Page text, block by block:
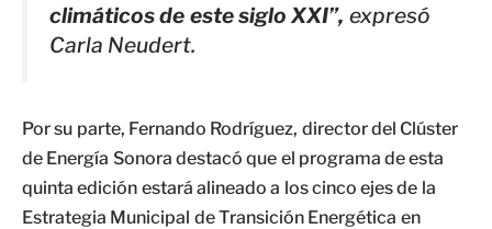
climáticos de este siglo XXI”, expresó
Carla Neudert.
Por su parte, Fernando Rodríguez, director del Clúster
de Energía Sonora destacó que el programa de esta
quinta edición estará alineado a los cinco ejes de la
Estrategia Municipal de Transición Energética en